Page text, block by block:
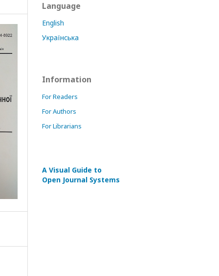
Language
English
Українська
Information
For Readers
For Authors
For Librarians
A Visual Guide to
Open Journal Systems